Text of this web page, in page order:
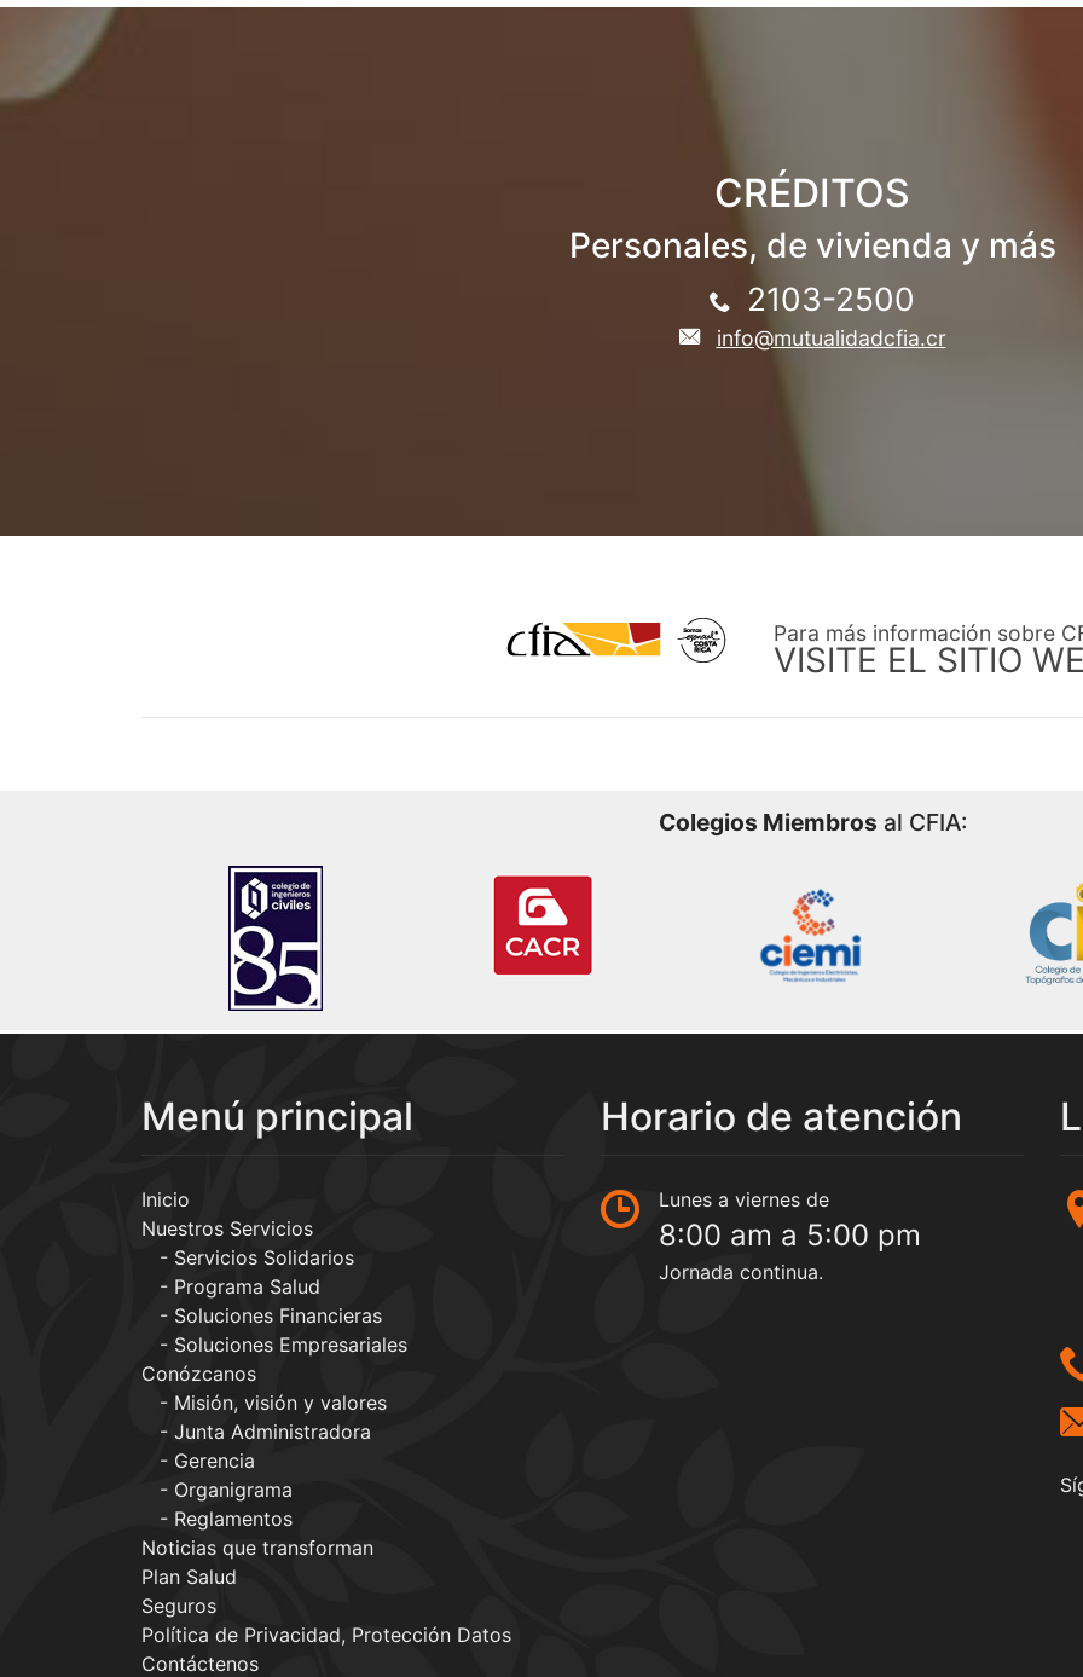
CRÉDITOS
Personales, de vivienda y más
2103-2500
info@mutualidadcfia.cr
Para más información sobre
VISITE EL SITIO
Colegios Miembros al CFIA:
Menú principal
Inicio
Nuestros Servicios
Servicios Solidarios
Programa Salud
Soluciones Financieras
Soluciones Empresariales
Conózcanos
Misión, visión y valores
Junta Administradora
Gerencia
Organigrama
Reglamentos
Noticias que transforman
Plan Salud
Seguros
Política de Privacidad, Protección Datos
Contáctenos
Horario de atención
Lunes a viernes de
8:00 am a 5:00 pm
Jornada continua.